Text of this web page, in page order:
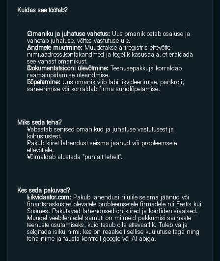
Kuidas see töötab?
Omaniku ja juhatuse vahetus: Uus omanik ostab osaluse ja
vahetab juhatuse, võttes vastutuse üle.
Andmete muutmine: Muudetakse äriregistris ettevõtte
nimi,aadress,kontakandmed ja tegelik kasusaaja, et eraldada
see vanast omanikust.
Dokumentatsiooni ülevõtmine: Teenusepakkuja korraldab
raamatupidamise üleandmise.
Lõpetamine: Uus omanik viib läbi likvideerimise, pankroti,
saneerimise või korraldab firma sundlõpetamise.
Miks seda teha?
Vabastab senised omanikud ja juhatuse vastutusest ja
kohustustest.
Pakub kiiret lahendust seisma jäänud või probleemsele
ettevõttele.
Võimaldab alustada "puhtalt lehelt".
Kes seda pakuvad?
Likvidaator.com: Pakub lahendusi riiulile seisma jäänud või
finantsraskustes olevatele probleemsetele firmadele nii Eestis kui
Soomes. Pakutavad lahendused on kiired ja konfidentsiaalsed.
Muudel veebilehtedel samuti on mitmeid pakkumisi sarnaste
teenuste osutamiseks, kuid tasub olla ettevaatlik. Tuleb välja
selgitada isiku nimi, kes on reaalselt sellise kuulutuse taga ning
teha nime ja tausta kontroll google või AI abiga.